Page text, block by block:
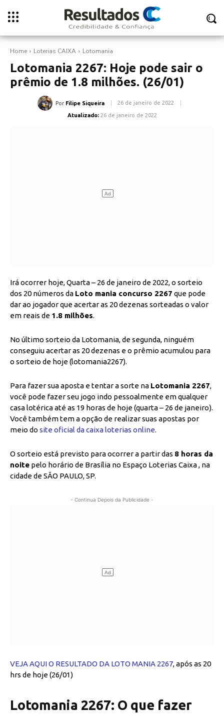
Home Loterias CAIXA Lotomania
Lotomania 2267: Hoje pode sair o
prêmio de 1.8 milhões. (26/01)
Por Filipe Siqueira 26 de janeiro de 2022
Atualizado: 26 de janeiro de 2022
Irá ocorrer hoje, Quarta – 26 de janeiro de 2022, o sorteio
dos 20 números da Loto mania concurso 2267 que pode
dar ao jogador que acertar as 20 dezenas sorteadas o valor
em reais de 1.8 milhões.
No último sorteio da Lotomania, de segunda, ninguém
conseguiu acertar as 20 dezenas e o prêmio acumulou para
o sorteio de hoje (lotomania2267).
Para fazer sua aposta e tentar a sorte na Lotomania 2267,
você pode fazer seu jogo indo pessoalmente em qualquer
casa lotérica até as 19 horas de hoje (quarta – 26 de janeiro).
Você também tem a opção de realizar suas apostas por
meio do site oficial da caixa loterias online.
O sorteio está previsto para ocorrer a partir das 8 horas da
noite pelo horário de Brasília no Espaço Loterias Caixa , na
cidade de SÃO PAULO, SP.
- Continua Depois da Publicidade -
VEJA AQUI O RESULTADO DA LOTO MANIA 2267, após as 20
hrs de hoje (26/01)
Lotomania 2267: O que fazer